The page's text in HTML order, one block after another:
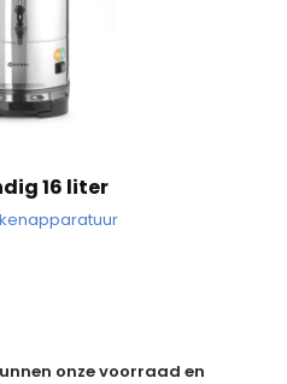
16 liter
onze voorraad en